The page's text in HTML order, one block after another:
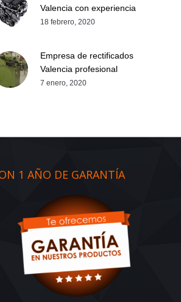
Valencia con experiencia
18 febrero, 2020
Empresa de rectificados
Valencia profesional
7 enero, 2020
1 AÑO DE GARANTÍA